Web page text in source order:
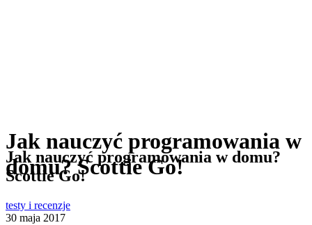
Jak nauczyć programowania w
domu? Scottie Go!
Jak nauczyć programowania w domu?
Scottie Go!
testy i recenzje
30 maja 2017